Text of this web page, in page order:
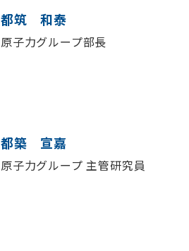
都筑 和泰
原子力グループ部長
都築 宣嘉
原子力グループ 主管研究員